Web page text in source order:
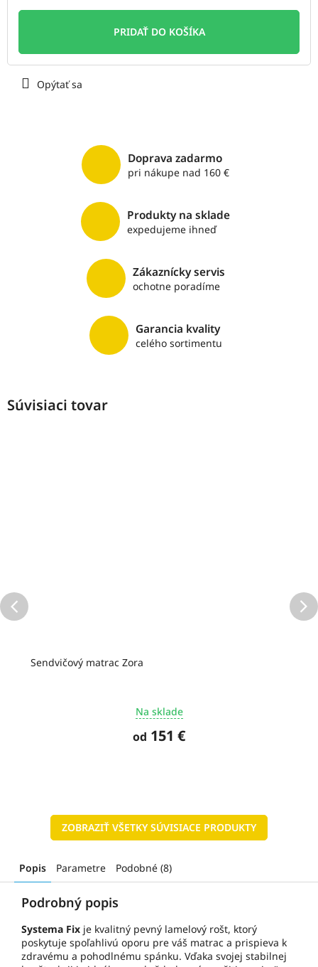
Jednotková
PRIDAŤ DO KOŠÍKA
Opýtať sa
Doprava zadarmo
pri nákupe nad 160 €
Produkty na sklade
expedujeme ihneď
Zákaznícky servis
ochotne poradíme
Garancia kvality
celého sortimentu
Súvisiaci tovar
Sendvičový matrac Zora
Na sklade
od 151 €
ZOBRAZIŤ VŠETKY SÚVISIACE PRODUKTY
Popis Parametre Podobné (8)
Podrobný popis
Systema Fix je kvalitný pevný lamelový rošt, ktorý
poskytuje spoľahlivú oporu pre váš matrac a prispieva k
zdravému a pohodlnému spánku. Vďaka svojej stabilnej